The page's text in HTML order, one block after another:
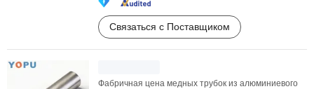
Связаться с Поставщиком
Фабричная цена медных трубок из алюминиевого